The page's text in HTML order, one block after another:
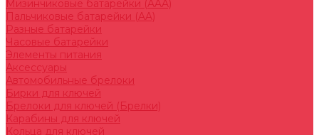
Мизинчиковые батарейки (AAA)
Пальчиковые батарейки (AA)
Разные батарейки
Часовые батарейки
Элементы питания
Аксессуары
Автомобильные брелоки
Бирки для ключей
Брелоки для ключей (Брелки)
Карабины для ключей
Кольца для ключей